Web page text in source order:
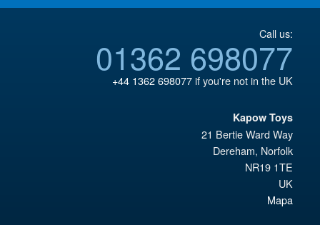
Call us:
01362 698077
+44 1362 698077if you're not in the UK
Kapow Toys
21 Bertie Ward Way
Dereham, Norfolk
NR19 1TE
UK
Mapa